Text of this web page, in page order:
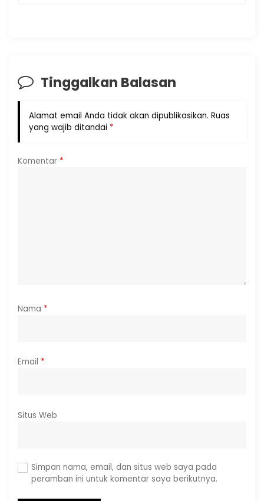
Tinggalkan Balasan
Alamat email Anda tidak akan dipublikasikan. Ruas
yang wajib ditandai *
Komentar *
Nama *
Email *
Situs Web
Simpan nama, email, dan situs web saya pada
peramban ini untuk komentar saya berikutnya.